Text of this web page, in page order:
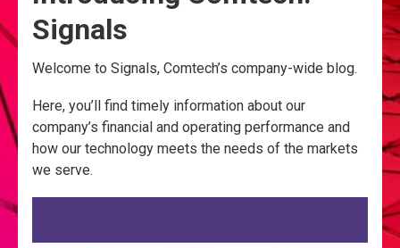
Signals
Welcome to Signals, Comtech’s company-wide blog.
Here, you’ll find timely information about our
company’s financial and operating performance and
how our technology meets the needs of the markets
we serve.